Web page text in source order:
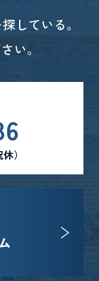
している。
い。
）